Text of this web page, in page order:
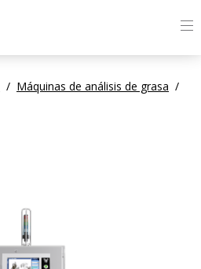
/ Máquinas de análisis de grasa /